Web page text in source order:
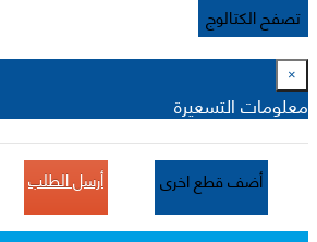
تصفح الكتالوج
×
معلومات التسعيرة
أضف قطع اخرى أرسل الطلب